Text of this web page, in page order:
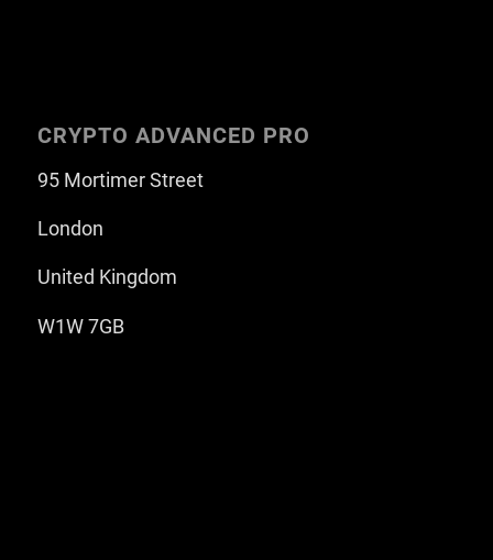
CRYPTO ADVANCED PRO
95 Mortimer Street
London
United Kingdom
W1W 7GB